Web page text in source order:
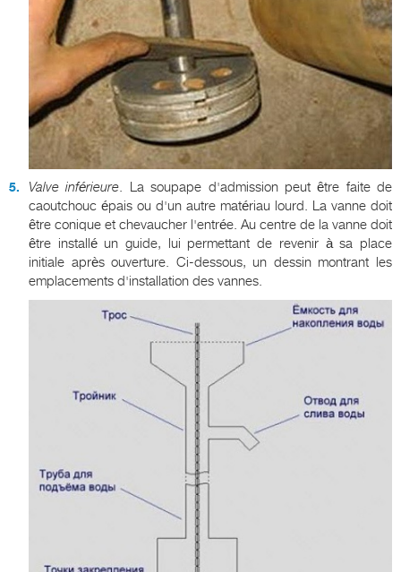
Valve inférieure. La soupape d'admission peut être faite de
caoutchouc épais ou d'un autre matériau lourd. La vanne doit
être conique et chevaucher l'entrée. Au centre de la vanne doit
être installé un guide, lui permettant de revenir à sa place
initiale après ouverture. Ci-dessous, un dessin montrant les
emplacements d'installation des vannes.